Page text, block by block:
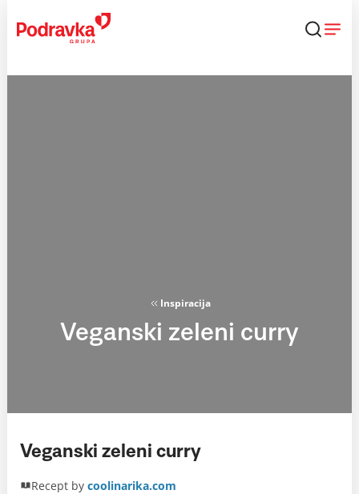
content
Inspiracija
Veganski zeleni curry
Veganski zeleni curry
Recept by coolinarika.com